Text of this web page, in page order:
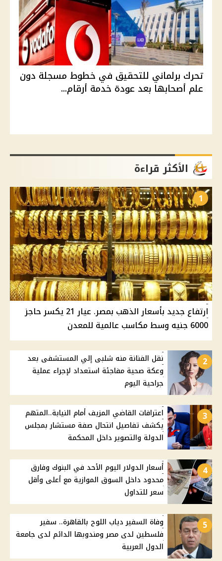
تحرك برلماني للتحقيق في خطوط مسجلة دون
علم أصحابها بعد عودة خدمة أرقام...
الأكثر قراءة
1
ارتفاع جديد بأسعار الذهب بمصر. عيار 21 يكسر حاجز
6000 جنيه وسط مكاسب عالمية للمعدن
2
نقل الفنانة منه شلبى إلي المستشفى بعد
وعكة صحية مفاجئة استعداد لإجراء عملية
جراحية اليوم
3
اعترافات القاضي المزيف أمام النيابة..المتهم
يكشف تفاصيل انتحال صفة مستشار بمجلس
الدولة والتصوير داخل المحكمة
4
أسعار الدولار اليوم الأحد في البنوك وفارق
محدود داخل السوق الموازية مع أعلى وأقل
سعر للتداول
5
وفاة السفير دياب اللوح بالقاهرة.. سفير
فلسطين لدى مصر ومندوبها الدائم لدى جامعة
الدول العربية